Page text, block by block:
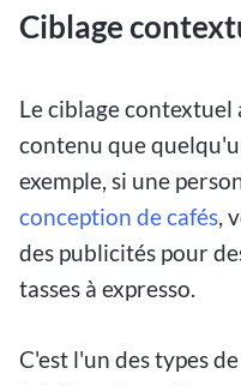
Ciblage
Le ciblage
contenu que
exemple, si une
conception de cafés,
des publicités pour
tasses à expresso.
C'est l'un des types